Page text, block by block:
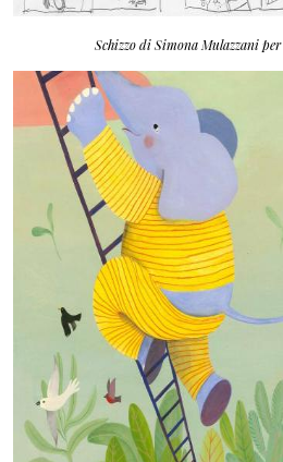
Schizzo di Simona Mulazzani per